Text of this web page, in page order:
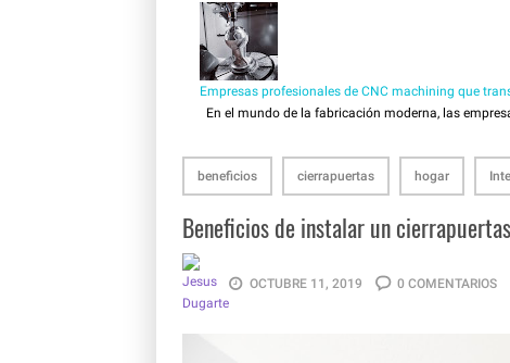
Empresas profesionales de CNC machining que
En el mundo de la fabricación moderna, las
beneficios cierrapuertas hogar
Beneficios de instalar un
OCTUBRE 11, 2019 0 COMENTARIOS